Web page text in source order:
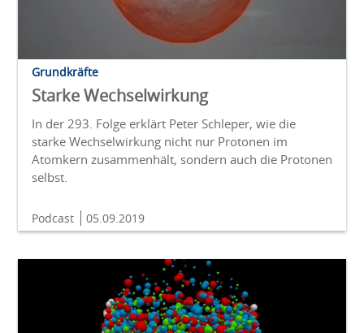
Grundkräfte
Starke Wechselwirkung
In der 293. Folge erklärt Peter Schleper, wie die
starke Wechselwirkung nicht nur Protonen im
Atomkern zusammenhält, sondern auch die Protonen
selbst.
Podcast 05.09.2019